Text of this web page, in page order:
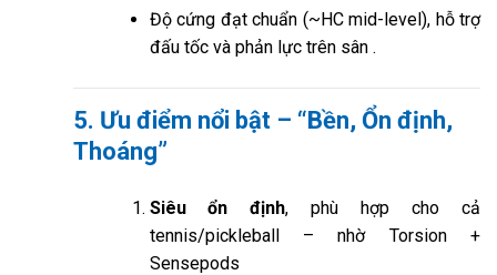
Độ cứng đạt chuẩn (~HC mid-level), hỗ trợ
đấu tốc và phản lực trên sân.
5. Ưu điểm nổi bật – “Bền, Ổn định,
Thoáng”
Siêu ổn định, phù hợp cho cả
tennis/pickleball – nhờ Torsion +
Sensepods